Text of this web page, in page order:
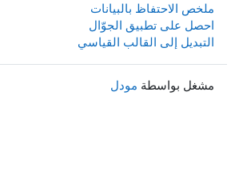
ملخص الاحتفاظ بالبيانات
احصل على تطبيق الجوّال
التبديل إلى القالب القياسي
مشغل بواسطة مودل